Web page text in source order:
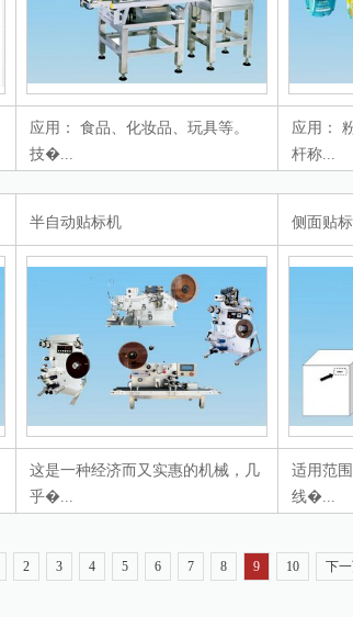
应用： 食品、化妆品、玩具等。
技�...
应用：
杆称...
半自动贴标机
这是一种经济而又实惠的机械，几
乎�...
侧面贴
适用范
线�...
2 3 4 5 6 7 8 9 10 下